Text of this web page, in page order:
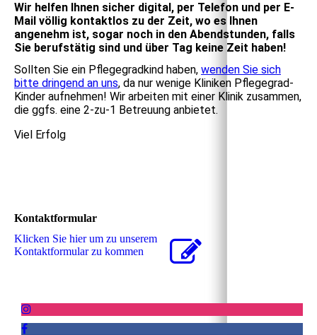
Wir helfen Ihnen sicher digital, per Telefon und per E-
Mail völlig kontaktlos zu der Zeit, wo es Ihnen
angenehm ist, sogar noch in den Abendstunden, falls
Sie berufstätig sind und über Tag keine Zeit haben!
Sollten Sie ein Pflegegradkind haben, wenden Sie sich
bitte dringend an uns, da nur wenige Kliniken Pflegegrad-
Kinder aufnehmen! Wir arbeiten mit einer Klinik zusammen,
die ggfs. eine 2-zu-1 Betreuung anbietet.
Viel Erfolg
Kontaktformular
Klicken Sie hier um zu unserem
Kon­takt­for­mu­lar zu kommen